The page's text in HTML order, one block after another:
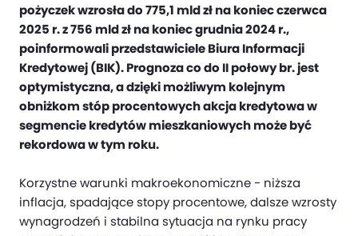
pożyczek wzrosła do 775,1 mld zł na koniec czerwca
2025 r. z 756 mld zł na koniec grudnia 2024 r.,
poinformowali przedstawiciele Biura Informacji
Kredytowej (BIK). Prognoza co do II połowy br. jest
optymistyczna, a dzięki możliwym kolejnym
obniżkom stóp procentowych akcja kredytowa w
segmencie kredytów mieszkaniowych może być
rekordowa w tym roku.
Korzystne warunki makroekonomiczne - niższa
inflacja, spadające stopy procentowe, dalsze wzrosty
wynagrodzeń i stabilna sytuacja na rynku pracy